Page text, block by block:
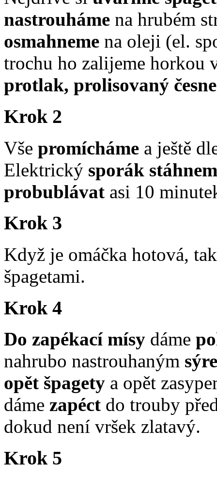
nastrouháme na hrubém
osmahneme na oleji (el.
trochu ho zalijeme horkou
protlak, prolisovaný
Krok 2
Vše promícháme a ještě
Elektrický sporák
probublávat asi 10
Krok 3
Když je omáčka hotová,
špagetami.
Krok 4
Do zapékací mísy dáme
nahrubo nastrouhaným
opět špagety a opět
dáme zapéct do trouby
dokud není vršek zlatavý.
Krok 5